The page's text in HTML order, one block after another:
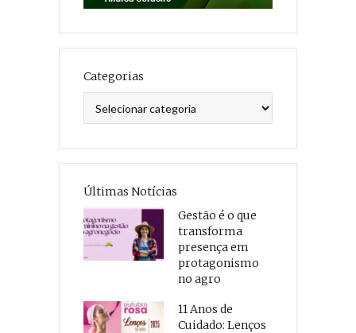
Categorias
Últimas Notícias
Gestão é o que
transforma
presença em
protagonismo
no agro
11 Anos de
Cuidado: Lenços